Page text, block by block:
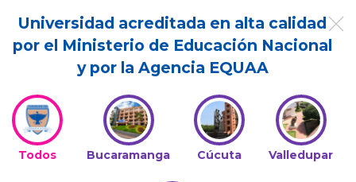
Universidad acreditada en alta calidad
por el Ministerio de Educación Nacional
y por la Agencia EQUAA
Todos Bucaramanga Cúcuta Valledupar